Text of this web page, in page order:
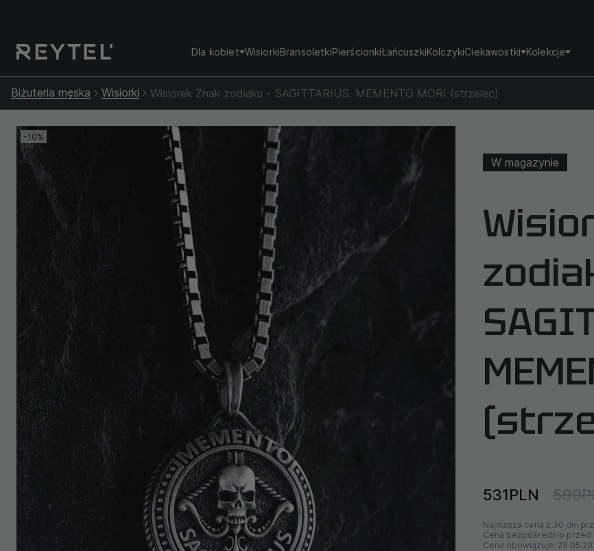
Dla kobiet WisiorkiBransoletkiPierścionkiŁańcuszkiKolczykiCiekawostki Kolekcje
Biżuteria męska Wisiorki Wisiorek Znak zodiaku - SAGITTARIUS. MEMENTO MORI (strzelec)
-10%
W magazynie
531PLN
Najniższa cena z 30 dni
Cena bezpośrednio przed
Cena obowiązuje: